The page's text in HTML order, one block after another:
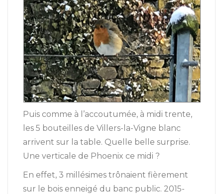
Puis comme à l’accoutumée, à midi trente,
les 5 bouteilles de Villers-la-Vigne blanc
arrivent sur la table. Quelle belle surprise.
Une verticale de Phoenix ce midi ?
En effet, 3 millésimes trônaient fièrement
sur le bois enneigé du banc public. 2015-